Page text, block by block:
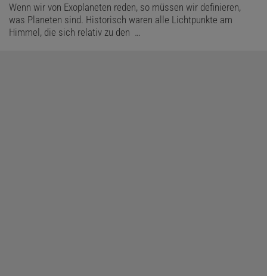
Wenn wir von Exoplaneten reden, so müssen wir definieren,
was Planeten sind. Historisch waren alle Lichtpunkte am
Himmel, die sich relativ zu den …